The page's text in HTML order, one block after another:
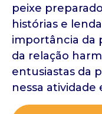
peixe
histórias e
importância da
da relação
entusiastas da
nessa atividade